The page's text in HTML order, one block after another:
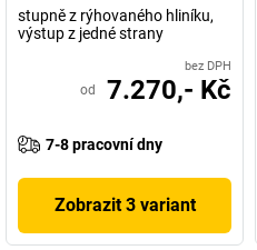
stupně z rýhovaného hliníku,
výstup z jedné strany
bez DPH
od 7.270,- Kč
7-8 pracovní dny
Zobrazit 3 variant